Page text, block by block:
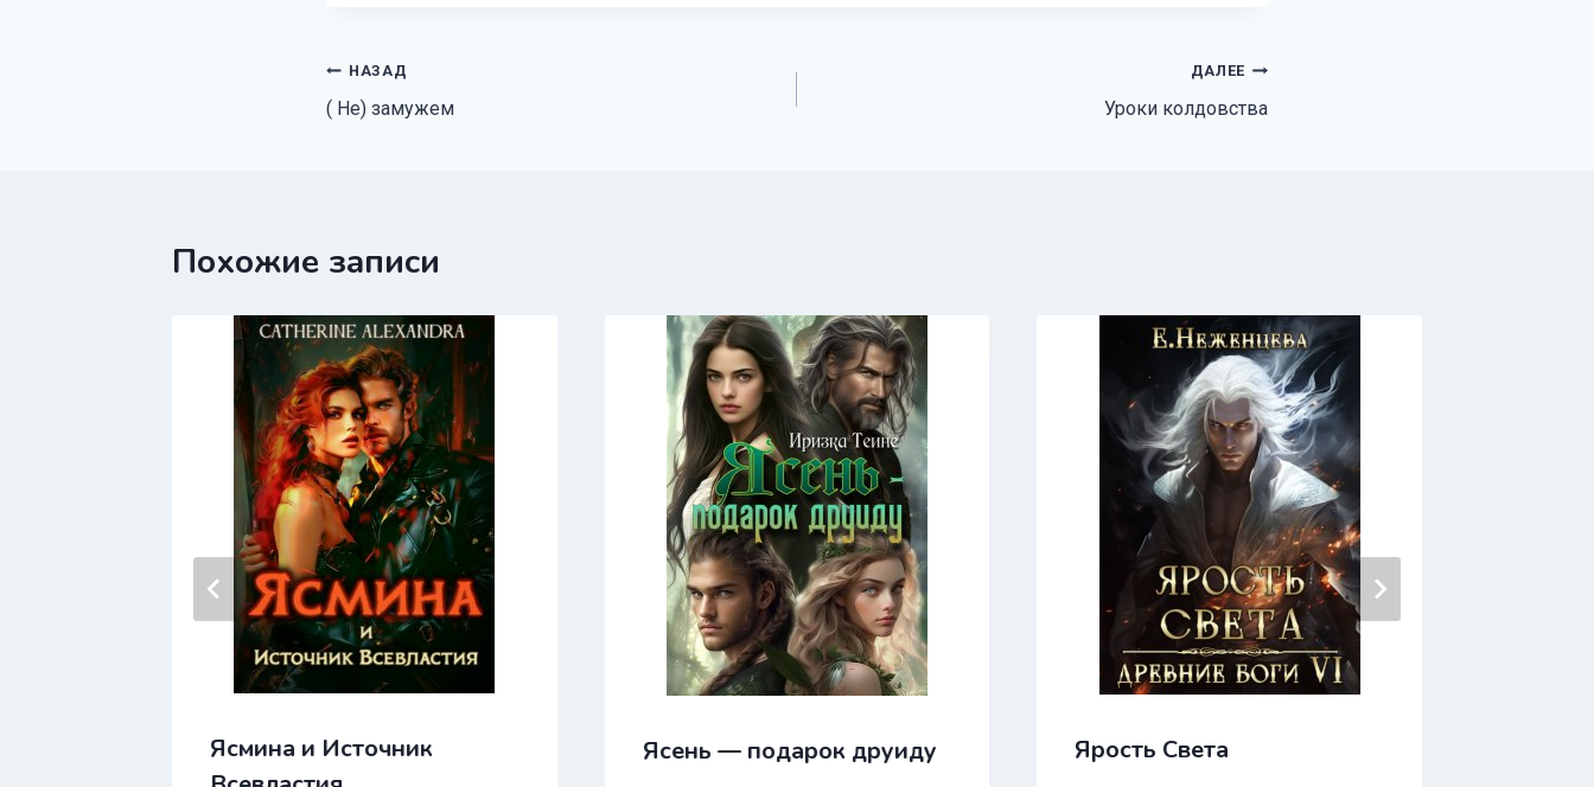
Навигация
по
НАЗАД
( Не) замужем
ДАЛЕЕ
Уроки колдовства
Похожие записи
Ясмина и Источник
Ясень — подарок друиду Ярость Света